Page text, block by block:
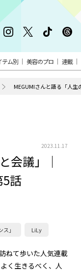
テム別 美容のプロ 連載
2023.11.17
会議」｜
話
」 LiLy
ねて歩いた人気連載
く生きるべく、人